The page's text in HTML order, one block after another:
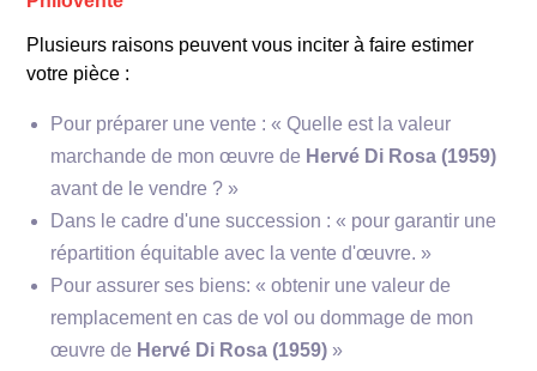
Plusieurs raisons peuvent vous inciter à faire estimer
votre pièce :
Pour préparer une vente : « Quelle est la valeur
marchande de mon œuvre de Hervé Di Rosa (1959)
avant de le vendre ? »
Dans le cadre d'une succession : « pour garantir une
répartition équitable avec la vente d'œuvre. »
Pour assurer ses biens: « obtenir une valeur de
remplacement en cas de vol ou dommage de mon
œuvre de Hervé Di Rosa (1959) »